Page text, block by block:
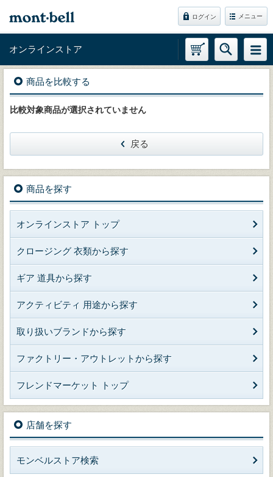
ログイン メニュー
オンラインストア
商品を比較する
比較対象商品が選択されていません
戻る
商品を探す
オンラインストア トップ
クロージング 衣類から探す
ギア 道具から探す
アクティビティ 用途から探す
取り扱いブランドから探す
ファクトリー・アウトレットから探す
フレンドマーケット トップ
店舗を探す
モンベルストア検索